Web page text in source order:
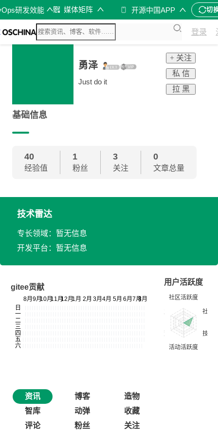
研发效能 媒体矩阵 开源中国APP 切
登录
勇泽
Just do it
+ 关注
私 信
拉 黑
基础信息
40
经验值
1
粉丝
3
关注
0
文章总量
技术雷达
专长领域：暂无信息
开发平台：暂无信息
gitee贡献
用户活跃度
资讯 博客
造物
智库
动弹
收藏
评论
粉丝 关注